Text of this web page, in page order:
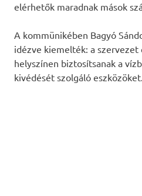
elérhetők maradnak mások
A kommünikében Bagyó
idézve kiemelték: a
helyszínen biztosítsanak a
kivédését szolgáló eszközöket.